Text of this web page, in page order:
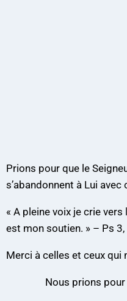
Prions pour que le
s’abandonnent à Lui
« A pleine voix je crie
est mon soutien. » – Ps 3,
Merci à celles et ceux qui
Nous prions pour les